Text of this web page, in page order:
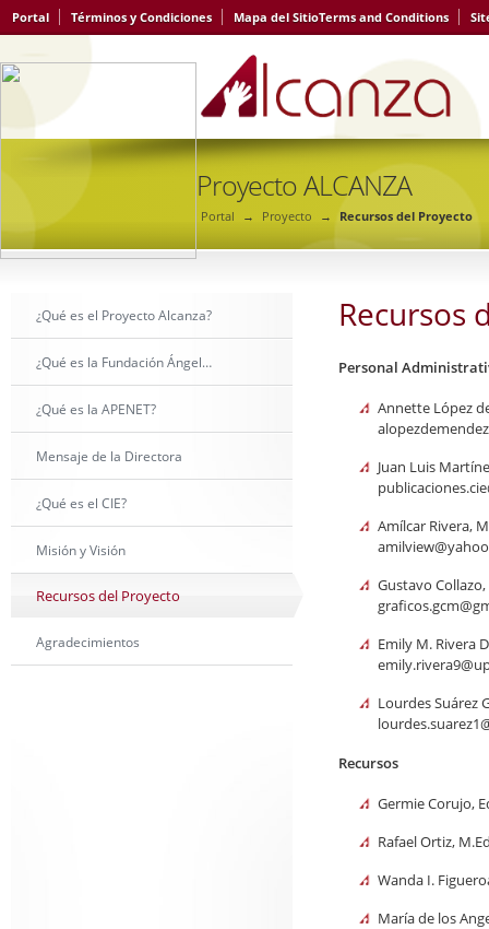
Portal Términos y Condiciones Mapa del SitioTerms and Conditions
Proyecto ALCANZA
Portal → Proyecto → Recursos del Proyecto
¿Qué es el Proyecto Alcanza?
¿Qué es la Fundación Ángel…
¿Qué es la APENET?
Mensaje de la Directora
¿Qué es el CIE?
Misión y Visión
Recursos del Proyecto
Agradecimientos
Recursos
Personal
Annette López
Juan Luis
Amílcar Rivera,
Gustavo
Emily M. Rivera
Lourdes Suárez
Recursos
Germie Corujo,
Rafael Ortiz,
Wanda I.
María de los